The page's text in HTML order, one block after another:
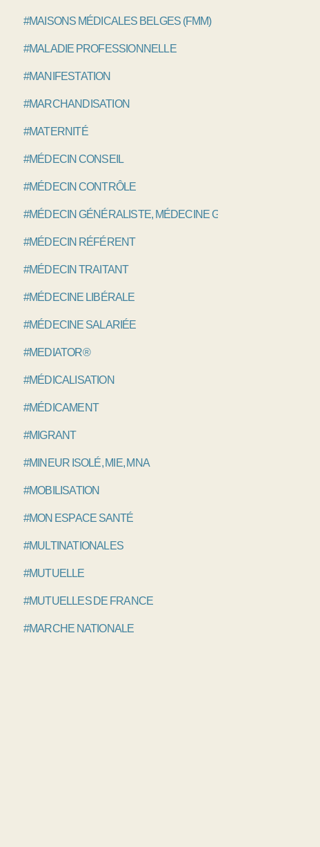
#MAISONS MÉDICALES BELGES (FMM)
#MALADIE PROFESSIONNELLE
#MANIFESTATION
#MARCHANDISATION
#MATERNITÉ
#MÉDECIN CONSEIL
#MÉDECIN CONTRÔLE
#MÉDECIN GÉNÉRALISTE, MÉDECINE GÉNÉRALE
#MÉDECIN RÉFÉRENT
#MÉDECIN TRAITANT
#MÉDECINE LIBÉRALE
#MÉDECINE SALARIÉE
#MEDIATOR®
#MÉDICALISATION
#MÉDICAMENT
#MIGRANT
#MINEUR ISOLÉ, MIE, MNA
#MOBILISATION
#MON ESPACE SANTÉ
#MULTINATIONALES
#MUTUELLE
#MUTUELLES DE FRANCE
#MARCHE NATIONALE